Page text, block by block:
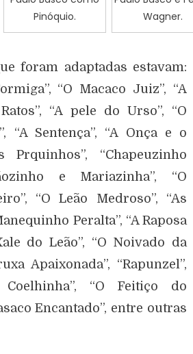
Pinóquio.
Wagner.
foram adaptadas estavam:
“O Macaco Juiz”, “A
“A pele do Urso”, “O
“A Sentença”, “A Onça e o
Prquinhos”, “Chapeuzinho
e Mariazinha”, “O
“O Leão Medroso”, “As
Peralta”, “A Raposa
do Leão”, “O Noivado da
Apaixonada”, “Rapunzel”,
“O Feitiço do
Encantado”, entre outras